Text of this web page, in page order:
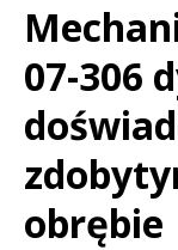
07-306
obrębie